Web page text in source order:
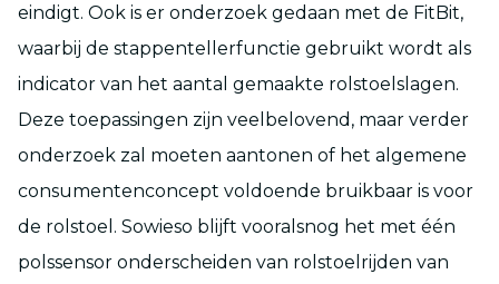
eindigt. Ook is er onderzoek gedaan met de FitBit,
waarbij de stappentellerfunctie gebruikt wordt als
indicator van het aantal gemaakte rolstoelslagen.
Deze toepassingen zijn veelbelovend, maar verder
onderzoek zal moeten aantonen of het algemene
consumentenconcept voldoende bruikbaar is voor
de rolstoel. Sowieso blijft vooralsnog het met één
polssensor onderscheiden van rolstoelrijden van